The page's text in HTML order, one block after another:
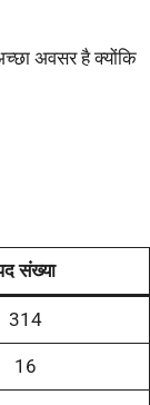
अवसर है क्योंकि
संख्या
314
16